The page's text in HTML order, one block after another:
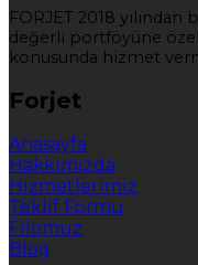
FORJET 2018 yılından
değerli portföyüne
konusunda hizmet
Forjet
Anasayfa
Hakkımızda
Hizmetlerimiz
Teklif Formu
Filomuz
Blog